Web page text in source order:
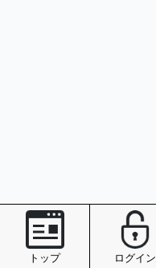
トップ ログイン